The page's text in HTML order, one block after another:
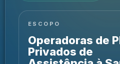
ESCOPO
Operadoras de
Privados de